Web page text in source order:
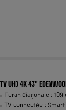
TV UHD 4K 43"
Ecran diagonale : 109
TV connectée :